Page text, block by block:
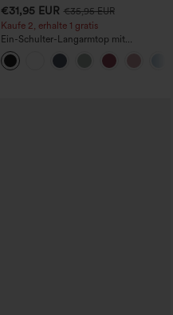
€31,95 EUR €35,95 EUR
Kaufe 2, erhalte 1 gratis
Ein-Schulter-Langarmtop mit
Daumenloch, geschwungener Saum
(High-Low), schnell trocknend – Yoga-
Sporttop mit integriertem BH